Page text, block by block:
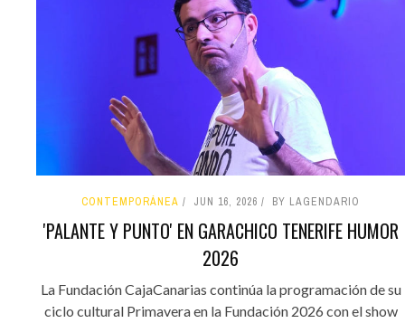
CONTEMPORÁNEA JUN 16, 2026 BY LAGENDARIO
'PALANTE Y PUNTO' EN GARACHICO TENERIFE HUMOR
2026
La Fundación CajaCanarias continúa la programación de su
ciclo cultural Primavera en la Fundación 2026 con el show